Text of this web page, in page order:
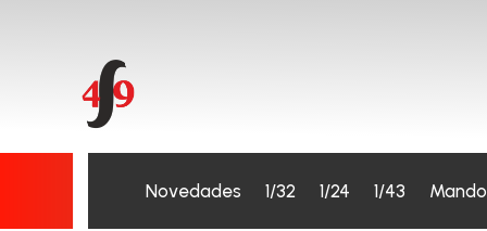
Novedades 1/32 1/24 1/43